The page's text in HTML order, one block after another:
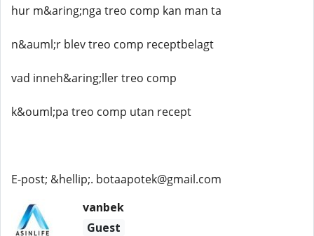
hur m&aring;nga treo comp kan man ta
n&auml;r blev treo comp receptbelagt
vad inneh&aring;ller treo comp
k&ouml;pa treo comp utan recept
E-post; &hellip;. botaapotek@gmail.com
vanbek
Guest